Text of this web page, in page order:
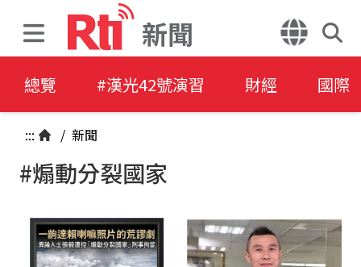
新聞
總覽 #漢光42號演習 財經 國際
::: / 新聞
#煽動分裂國家